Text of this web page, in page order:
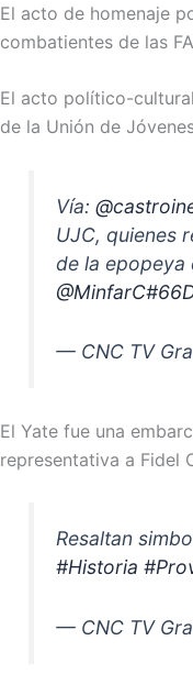
El acto de homenaje
combatientes de las
El acto político-
de la Unión de
Vía:
UJC, quienes
de la epopeya
@MinfarC
— CNC TV
El Yate fue una
representativa a Fidel
Resaltan
#Historia
— CNC TV